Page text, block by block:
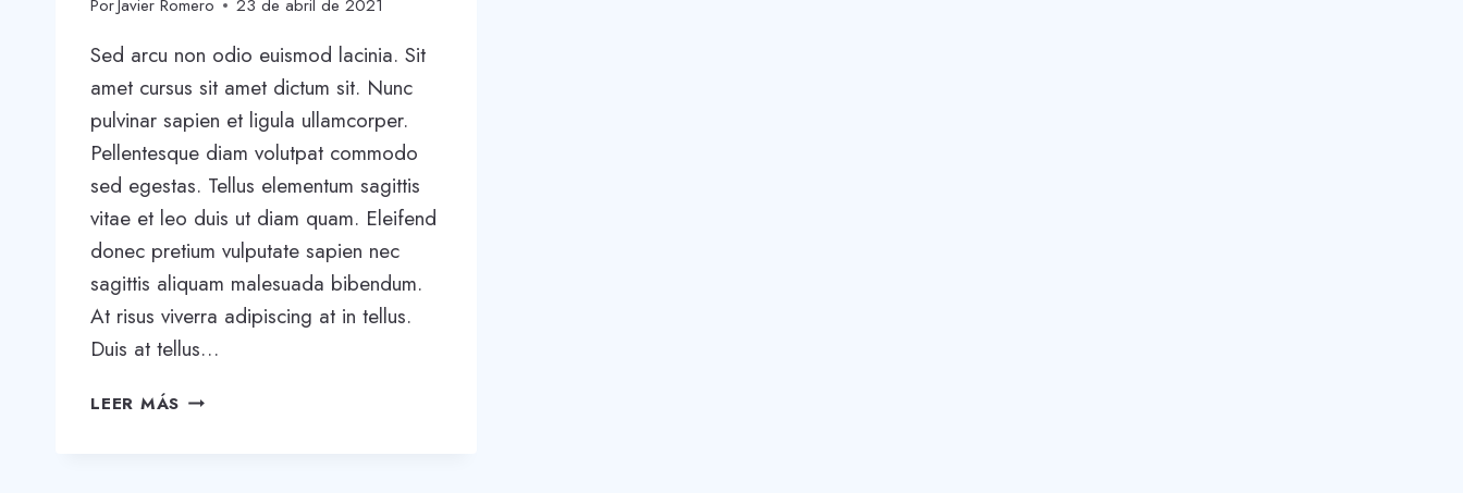
PorJavier Romero 23 de abril de 2021
Sed arcu non odio euismod lacinia. Sit
amet cursus sit amet dictum sit. Nunc
pulvinar sapien et ligula ullamcorper.
Pellentesque diam volutpat commodo
sed egestas. Tellus elementum sagittis
vitae et leo duis ut diam quam. Eleifend
donec pretium vulputate sapien nec
sagittis aliquam malesuada bibendum.
At risus viverra adipiscing at in tellus.
Duis at tellus…
LEER MÁS WRITING